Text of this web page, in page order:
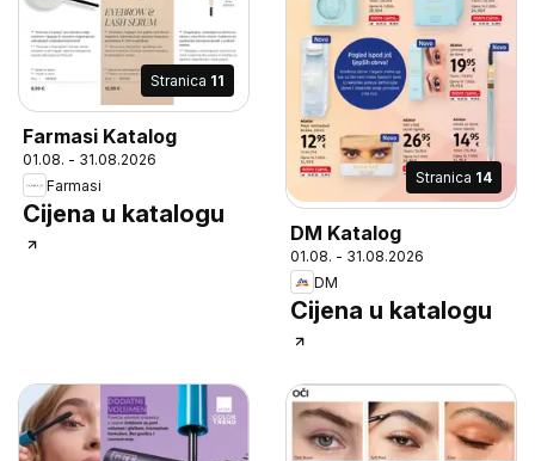
Stranica 11
Farmasi Katalog
01.08. - 31.08.2026
Farmasi
Cijena u katalogu
Stranica 14
DM Katalog
01.08. - 31.08.2026
DM
Cijena u katalogu